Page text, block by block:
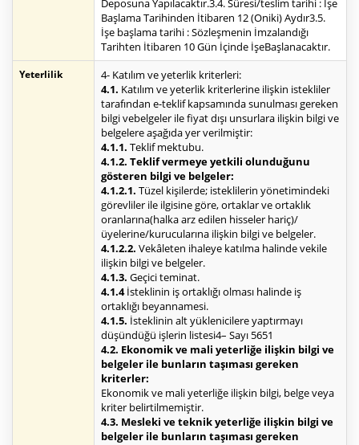
Deposuna Yapılacaktır.3.4. Süresi/teslim tarihi : İşe
Başlama Tarihinden İtibaren 12 (Oniki) Aydır3.5.
İşe başlama tarihi : Sözleşmenin İmzalandığı
Tarihten İtibaren 10 Gün İçinde İşeBaşlanacaktır.
Yeterlilik
4- Katılım ve yeterlik kriterleri:
4.1. Katılım ve yeterlik kriterlerine ilişkin istekliler
tarafından e-teklif kapsamında sunulması gereken
bilgi vebelgeler ile fiyat dışı unsurlara ilişkin bilgi ve
belgelere aşağıda yer verilmiştir:
4.1.1. Teklif mektubu.
4.1.2. Teklif vermeye yetkili olunduğunu
gösteren bilgi ve belgeler:
4.1.2.1. Tüzel kişilerde; isteklilerin yönetimindeki
görevliler ile ilgisine göre, ortaklar ve ortaklık
oranlarına(halka arz edilen hisseler hariç)/
üyelerine/kurucularına ilişkin bilgi ve belgeler.
4.1.2.2. Vekâleten ihaleye katılma halinde vekile
ilişkin bilgi ve belgeler.
4.1.3. Geçici teminat.
4.1.4İsteklinin iş ortaklığı olması halinde iş
ortaklığı beyannamesi.
4.1.5. İsteklinin alt yüklenicilere yaptırmayı
düşündüğü işlerin listesi4– Sayı 5651
4.2. Ekonomik ve mali yeterliğe ilişkin bilgi ve
belgeler ile bunların taşıması gereken
kriterler:
Ekonomik ve mali yeterliğe ilişkin bilgi, belge veya
kriter belirtilmemiştir.
4.3. Mesleki ve teknik yeterliğe ilişkin bilgi ve
belgeler ile bunların taşıması gereken